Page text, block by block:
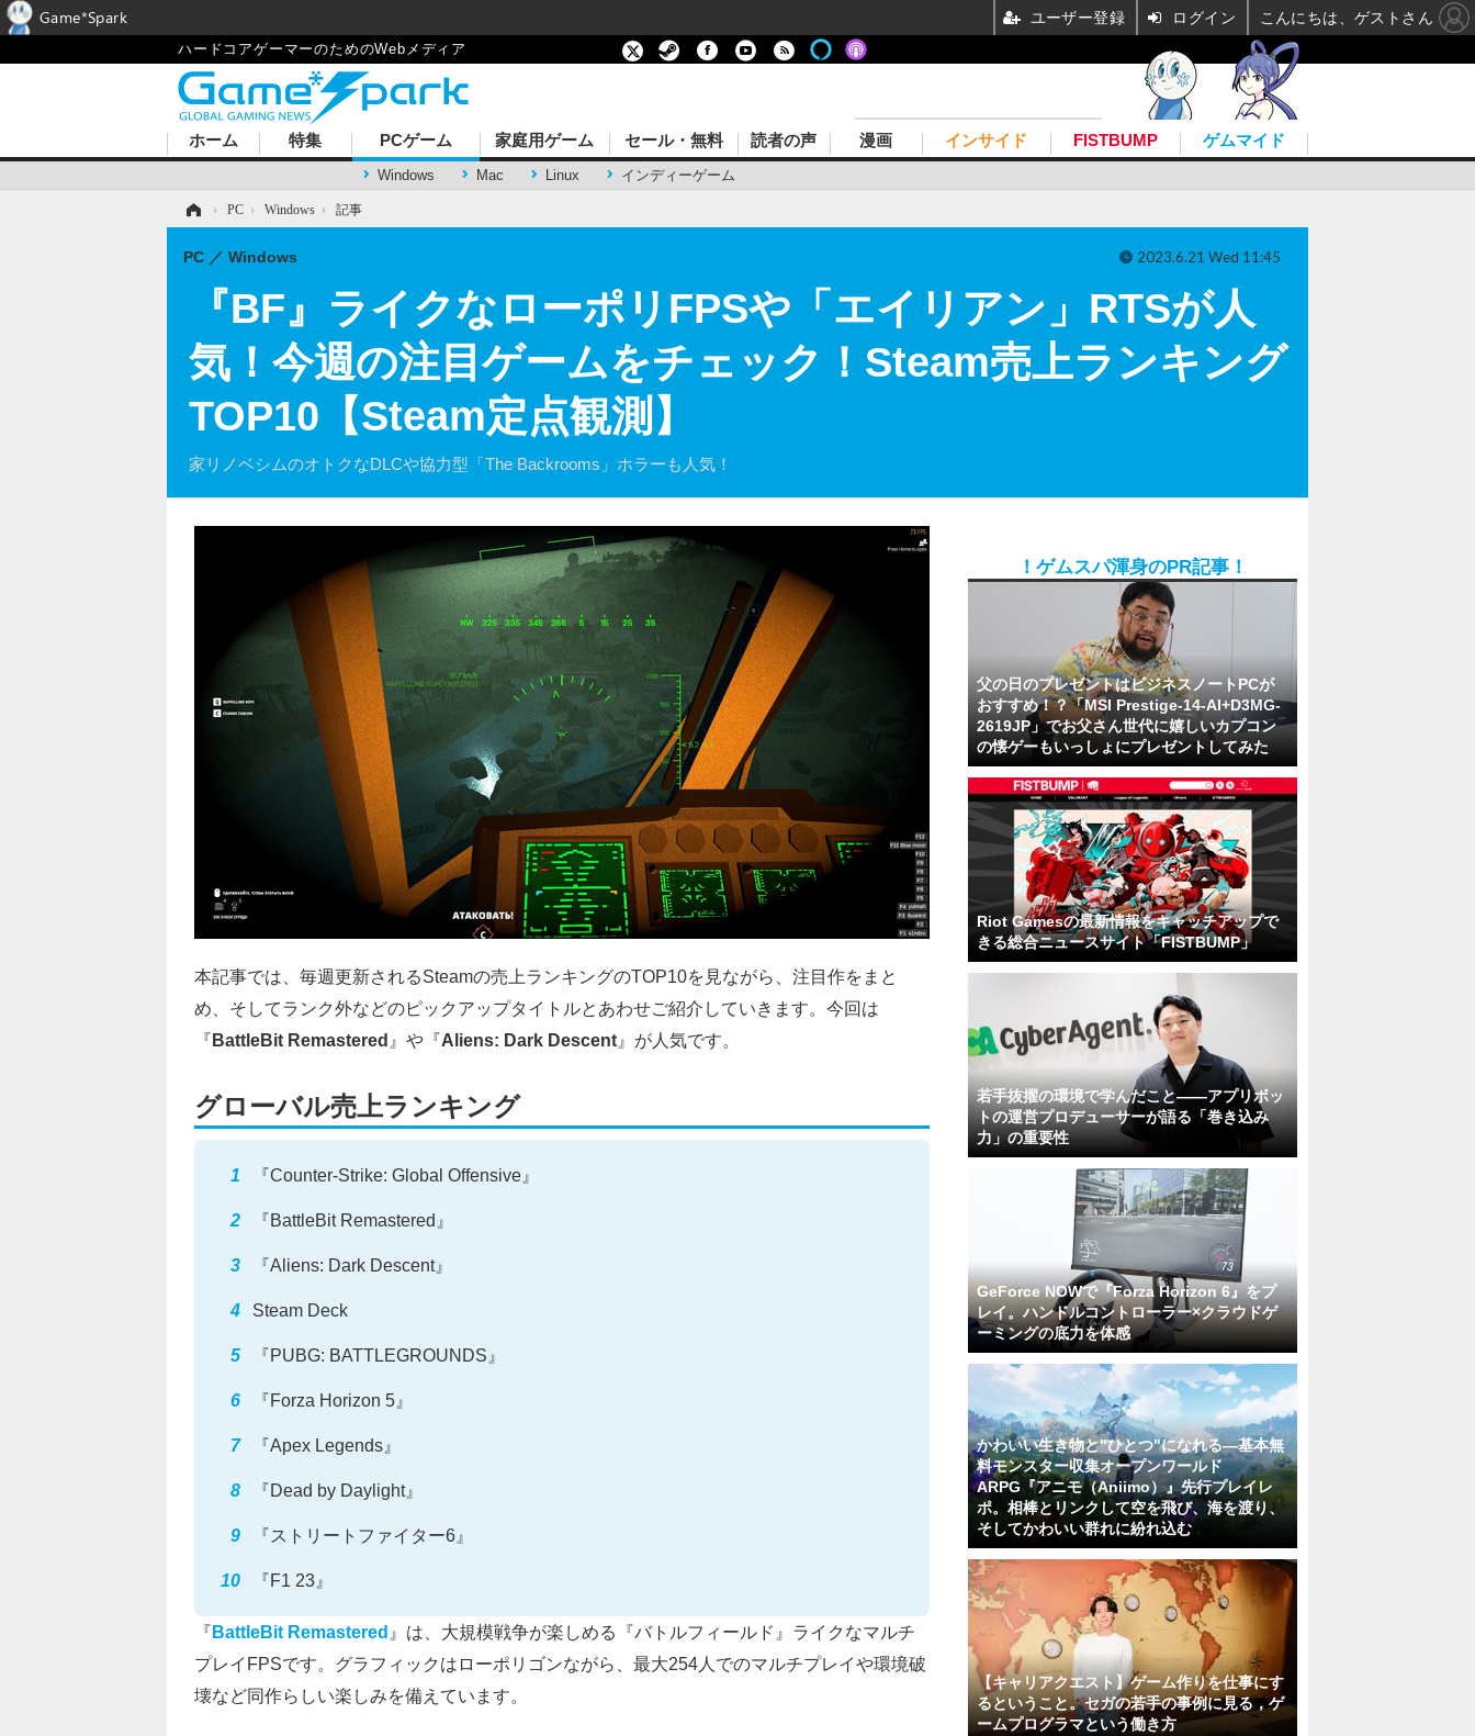
ハードコアゲーマーのためのWebメディア
ホーム 特集 PCゲーム
Windows Mac Linux インディーゲーム
家庭用ゲーム セール・無料 読者の声 漫画 インサイド FISTBUMP ゲムマイド
› PC › Windows › 記事
『BF』ライクなローポリFPSや「エイリアン」RTSが人
気！今週の注目ゲームをチェック！Steam売上ランキング
TOP10【Steam定点観測】
家リノベシムのオトクなDLCや協力型「The Backrooms」ホラーも人気！
PC Windows 2023.6.21 Wed 11:45
本記事では、毎週更新されるSteamの売上ランキングのTOP10を見ながら、注目作をまと
め、そしてランク外などのピックアップタイトルとあわせご紹介していきます。今回は
『BattleBit Remastered 』や『Aliens: Dark Descent 』が人気です。
グローバル売上ランキング
『Counter-Strike: Global Offensive』
『BattleBit Remastered』
『Aliens: Dark Descent』
Steam Deck
『PUBG: BATTLEGROUNDS』
『Forza Horizon 5』
『Apex Legends』
『Dead by Daylight』
『ストリートファイター6』
『F1 23』
『BattleBit Remastered 』は、大規模戦争が楽しめる『バトルフィールド』ライクなマルチ
プレイFPSです。グラフィックはローポリゴンながら、最大254人でのマルチプレイや環境破
壊など同作らしい楽しみを備えています。
！ゲムスパ渾身のPR記事！
父の日のプレゼントはビジネスノートPCが
おすすめ！？「MSI Prestige-14-AI+D3MG-
2619JP」でお父さん世代に嬉しいカプコン
の懐ゲーもいっしょにプレゼントしてみた
Riot Gamesの最新情報をキャッチアップで
きる総合ニュースサイト「FISTBUMP」
若手抜擢の環境で学んだこと――アプリボッ
トの運営プロデューサーが語る「巻き込み
力」の重要性
GeForce NOWで『Forza Horizon 6』をプ
レイ。ハンドルコントローラー×クラウドゲ
ーミングの底力を体感
かわいい生き物と"ひとつ"になれる―基本無
料モンスター収集オープンワールド
ARPG『アニモ（Aniimo）』先行プレイレ
ポ。相棒とリンクして空を飛び、海を渡り、
そしてかわいい群れに紛れ込む
【キャリアクエスト】ゲーム作りを仕事にす
るということ。セガの若手の事例に見る，ゲ
ームプログラマという働き方
Game*Spark ユーザー登録 ログイン こんにちは、ゲストさん